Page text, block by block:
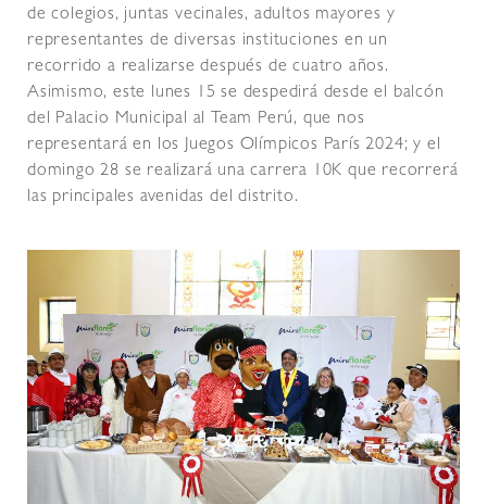
de colegios, juntas vecinales, adultos mayores y
representantes de diversas instituciones en un
recorrido a realizarse después de cuatro años.
Asimismo, este lunes 15 se despedirá desde el balcón
del Palacio Municipal al Team Perú, que nos
representará en los Juegos Olímpicos París 2024; y el
domingo 28 se realizará una carrera 10K que recorrerá
las principales avenidas del distrito.